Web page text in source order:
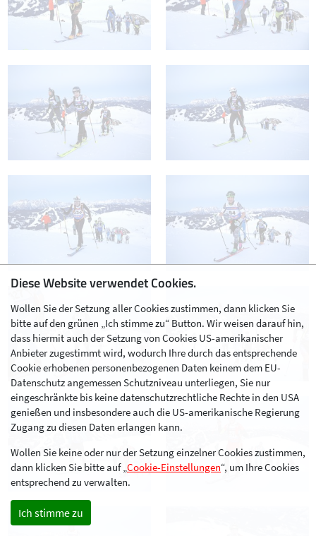
Diese Website verwendet Cookies.
Wollen Sie der Setzung aller Cookies zustimmen, dann klicken Sie
bitte auf den grünen „Ich stimme zu“ Button. Wir weisen darauf hin,
dass hiermit auch der Setzung von Cookies US-amerikanischer
Anbieter zugestimmt wird, wodurch Ihre durch das entsprechende
Cookie erhobenen personenbezogenen Daten keinem dem EU-
Datenschutz angemessen Schutzniveau unterliegen, Sie nur
eingeschränkte bis keine datenschutzrechtliche Rechte in den USA
genießen und insbesondere auch die US-amerikanische Regierung
Zugang zu diesen Daten erlangen kann.
Wollen Sie keine oder nur der Setzung einzelner Cookies zustimmen,
dann klicken Sie bitte auf „Cookie-Einstellungen“, um Ihre Cookies
entsprechend zu verwalten.
Ich stimme zu